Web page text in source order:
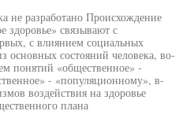
не разработано Происхождение
здоровье» связывают с
с влиянием социальных
основных состояний человека, во-
понятий «общественное» -
- «популяционному», в-
воздействия на здоровье
плана